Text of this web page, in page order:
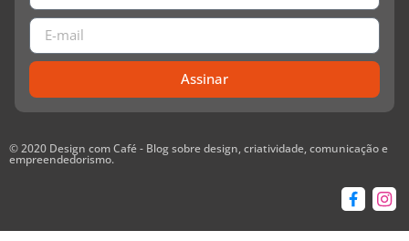
Assinar
© 2020 Design com Café - Blog sobre design, criatividade, comunicação e
empreendedorismo.